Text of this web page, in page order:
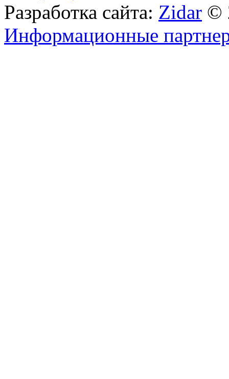
Разработка сайта: Zidar ©
Информационные